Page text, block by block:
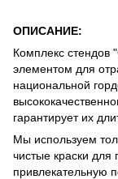
ОПИСАНИЕ:
Комплекс стендов
элементом для
национальной
гарантирует их
Мы используем
чистые краски для
привлекательную